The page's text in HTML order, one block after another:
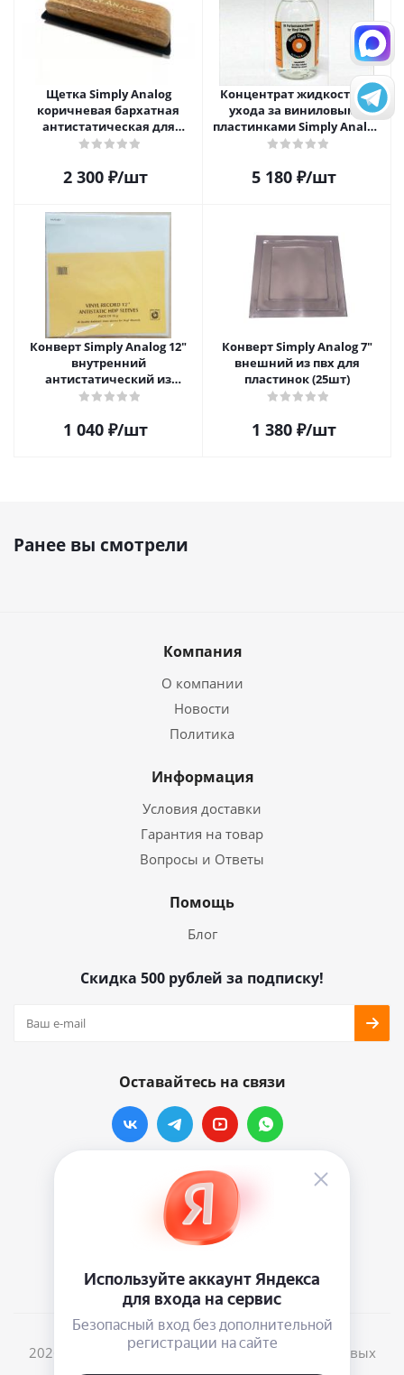
Щетка Simply Analog
коричневая бархатная
антистатическая для
чистки виниловых
2 300₽/шт
Концентрат жидкости д/
ухода за виниловыми
пластинками Simply Analog
200мл
5 180₽/шт
Конверт Simply Analog 12"
внутренний
антистатический из
полиэтилена для пластинок
1 040₽/шт
Конверт Simply Analog 7"
внешний из пвх для
пластинок (25шт)
1 380₽/шт
Ранее вы смотрели
Компания
О компании
Новости
Политика
Информация
Условия доставки
Гарантия на товар
Вопросы и Ответы
Помощь
Блог
Скидка 500 рублей за подписку!
Оставайтесь на связи
Наши контакты
info@vinylmarkt.ru
2026 © Винилмаркт - интернет-магазин виниловых